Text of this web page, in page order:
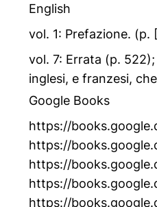
English
vol. 1: Prefazione. (p.
vol. 7: Errata (p.
inglesi, e franzesi,
Google Books
https://
https://
https://
https://
https://